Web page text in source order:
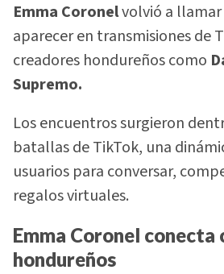
Emma Coronelvolvió a
aparecer en transmisiones de
creadores hondureños como
Supremo.
Los encuentros surgieron
batallas de TikTok, una
usuarios para conversar,
regalos virtuales.
Emma Coronel
hondureños